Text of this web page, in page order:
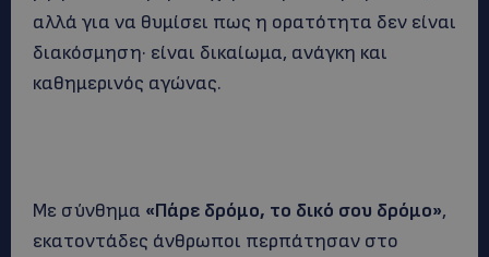
αλλά για να θυμίσει πως η ορατότητα δεν είναι
διακόσμηση· είναι δικαίωμα, ανάγκη και
καθημερινός αγώνας.
Με σύνθημα «Πάρε δρόμο, το δικό σου δρόμο»,
εκατοντάδες άνθρωποι περπάτησαν στο